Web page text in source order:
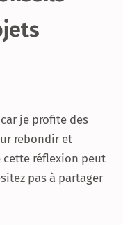
je profite des
rebondir et
cette réflexion peut
pas à partager